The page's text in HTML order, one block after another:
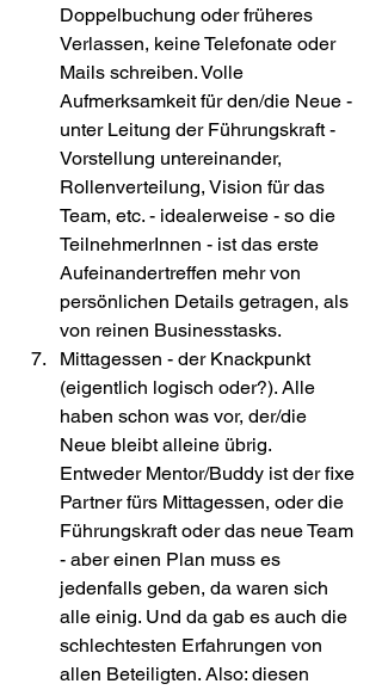
Doppelbuchung oder früheres
Verlassen, keine Telefonate oder
Mails schreiben. Volle
Aufmerksamkeit für den/die Neue -
unter Leitung der Führungskraft -
Vorstellung untereinander,
Rollenverteilung, Vision für das
Team, etc. - idealerweise - so die
TeilnehmerInnen - ist das erste
Aufeinandertreffen mehr von
persönlichen Details getragen, als
von reinen Businesstasks.
Mittagessen - der Knackpunkt
(eigentlich logisch oder?). Alle
haben schon was vor, der/die
Neue bleibt alleine übrig.
Entweder Mentor/Buddy ist der fixe
Partner fürs Mittagessen, oder die
Führungskraft oder das neue Team
- aber einen Plan muss es
jedenfalls geben, da waren sich
alle einig. Und da gab es auch die
schlechtesten Erfahrungen von
allen Beteiligten. Also: diesen